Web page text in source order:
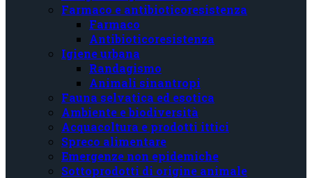
Farmaco e antibioticoresistenza
Farmaco
Antibioticoresistenza
Igiene urbana
Randagismo
Animali sinantropi
Fauna selvatica ed esotica
Ambiente e biodiversità
Acquacoltura e prodotti ittici
Spreco alimentare
Emergenze non epidemiche
Sottoprodotti di origine animale